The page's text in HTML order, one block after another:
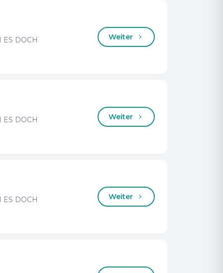
ES DOCH
Weiter
ES DOCH
Weiter
ES DOCH
Weiter